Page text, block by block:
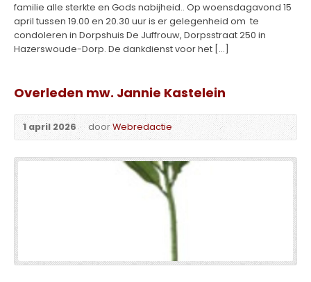
familie alle sterkte en Gods nabijheid.. Op woensdagavond 15
april tussen 19.00 en 20.30 uur is er gelegenheid om te
condoleren in Dorpshuis De Juffrouw, Dorpsstraat 250 in
Hazerswoude-Dorp. De dankdienst voor het […]
Overleden mw. Jannie Kastelein
1 april 2026 doorWebredactie